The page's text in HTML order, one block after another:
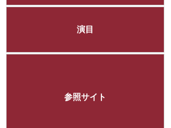
演目
参照サイト